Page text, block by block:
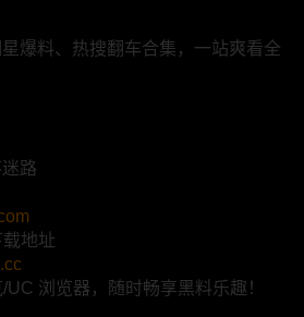
爆料、热搜翻车合集，一站爽看全
路
地址
浏览器，随时畅享黑料乐趣！